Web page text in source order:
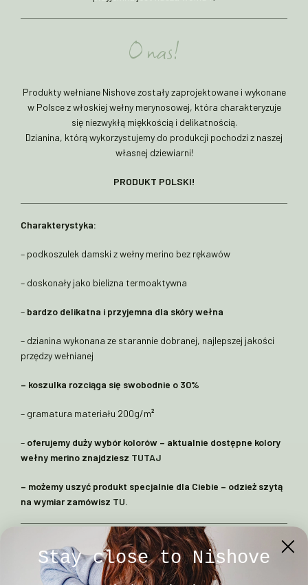
O nas!
Produkty wełniane Nishove zostały zaprojektowane i wykonane
w Polsce z włoskiej wełny merynosowej, która charakteryzuje
się niezwykłą miękkością i delikatnością.
Dzianina, którą wykorzystujemy do produkcji pochodzi z naszej
własnej dziewiarni!
PRODUKT POLSKI!
Charakterystyka:
– podkoszulek damski z wełny merino bez rękawów
– doskonały jako bielizna termoaktywna
– bardzo delikatna i przyjemna dla skóry wełna
– dzianina wykonana ze starannie dobranej, najlepszej jakości
przędzy wełnianej
– koszulka rozciąga się swobodnie o 30%
– gramatura materiału 200g/m²
– oferujemy duży wybór kolorów – aktualnie dostępne kolory
wełny merino znajdziesz TUTAJ
– możemy uszyć produkt specjalnie dla Ciebie – odzież szytą
na wymiar zamówisz TU.
Właściwy kolor widoczny jest na głównym zdjęciu.
Zdjęcia na modelkach są zdjęciami poglądowymi. Wymiary
naszych modelek i modeli możesz sprawdzić
Stay close to Nishove